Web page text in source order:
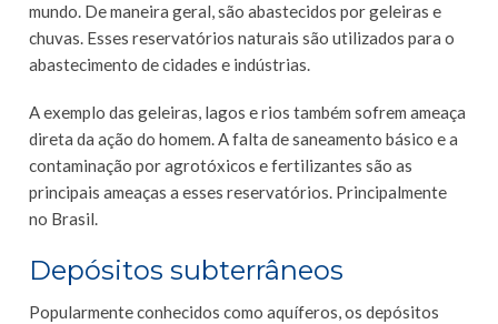
mundo. De maneira geral, são abastecidos por geleiras e
chuvas. Esses reservatórios naturais são utilizados para o
abastecimento de cidades e indústrias.
A exemplo das geleiras, lagos e rios também sofrem ameaça
direta da ação do homem. A falta de saneamento básico e a
contaminação por agrotóxicos e fertilizantes são as
principais ameaças a esses reservatórios. Principalmente
no Brasil.
Depósitos subterrâneos
Popularmente conhecidos como aquíferos, os depósitos